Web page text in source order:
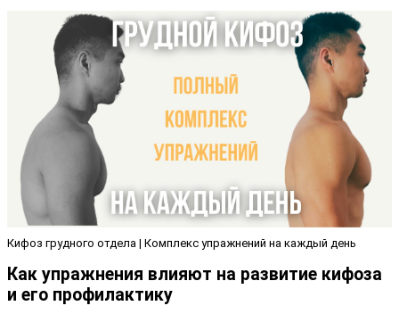
Кифоз грудного отдела | Комплекс упражнений на каждый день
Как упражнения влияют на развитие кифоза
и его профилактику